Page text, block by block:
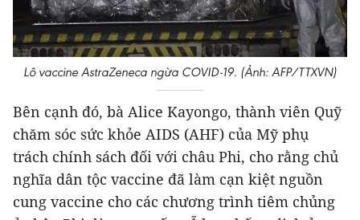
Lô vaccine AstraZeneca ngừa COVID-19. (Ảnh: AFP/TTXVN)
Bên cạnh đó, bà Alice Kayongo, thành viên Quỹ
chăm sóc sức khỏe AIDS (AHF) của Mỹ phụ
trách chính sách đối với châu Phi, cho rằng chủ
nghĩa dân tộc vaccine đã làm cạn kiệt nguồn
cung vaccine cho các chương trình tiêm chủng